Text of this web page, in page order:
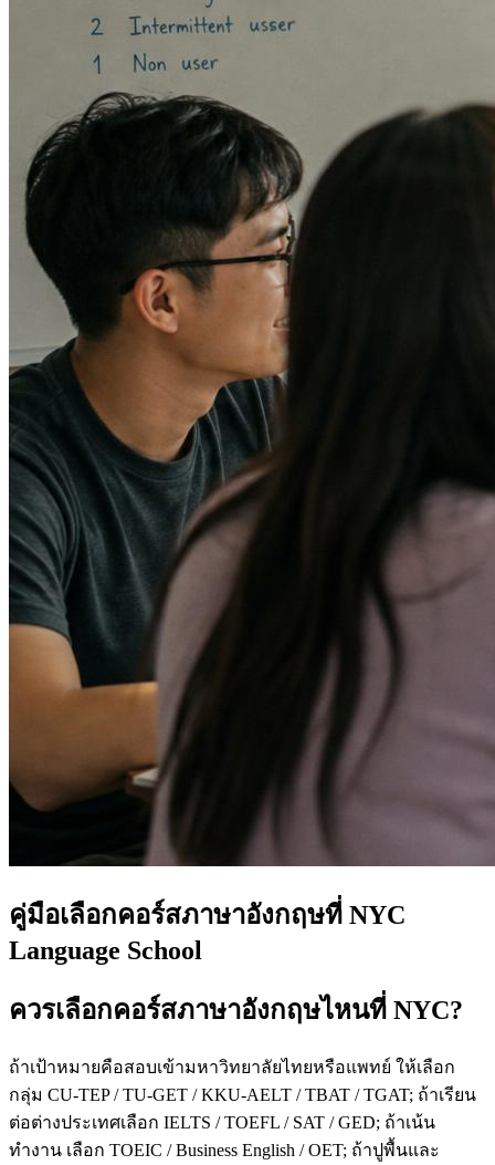
คู่มือเลือกคอร์สภาษาอังกฤษที่ NYC
Language School
ควรเลือกคอร์สภาษาอังกฤษไหนที่ NYC?
ถ้าเป้าหมายคือสอบเข้ามหาวิทยาลัยไทยหรือแพทย์ ให้เลือก
กลุ่ม CU-TEP / TU-GET / KKU-AELT / TBAT / TGAT; ถ้าเรียน
ต่อต่างประเทศเลือก IELTS / TOEFL / SAT / GED; ถ้าเน้น
ทำงาน เลือก TOEIC / Business English / OET; ถ้าปูพื้นและ